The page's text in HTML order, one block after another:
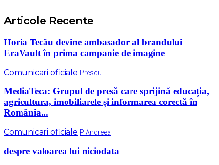
Articole Recente
Horia Tecău devine ambasador al brandului
EraVault în prima campanie de imagine
Comunicari oficiale Prescu
MediaTeca: Grupul de presă care sprijină educația,
agricultura, imobiliarele și informarea corectă în
România...
Comunicari oficiale P Andreea
despre valoarea lui niciodata